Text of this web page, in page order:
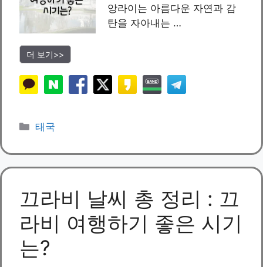
앙라이는 아름다운 자연과 감
탄을 자아내는 …
더 보기>>
카
고
리
태국
끄라비 날씨 총 정리 : 끄
라비 여행하기 좋은 시기
는?